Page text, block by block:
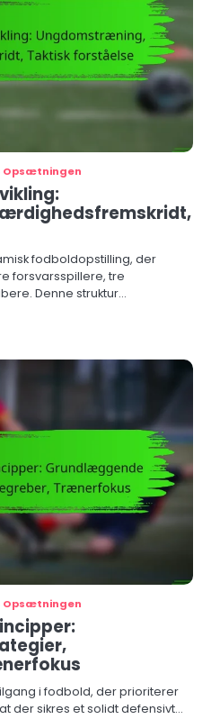
Opsætningen
fodboldopstilling, der
forsvarsspillere, tre
Denne struktur…
Opsætningen
i fodbold, der prioriterer
der sikres et solidt defensivt…